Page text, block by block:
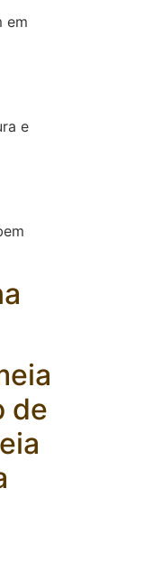
em
e
de